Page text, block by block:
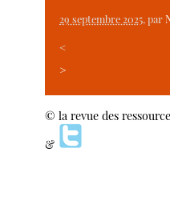
29 septembre 2025, par
<
>
© la revue des
&